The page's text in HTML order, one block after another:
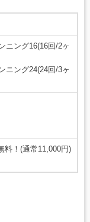
ニング16(16回/2ヶ
ニング24(24回/3ヶ
料！(通常11,000円)